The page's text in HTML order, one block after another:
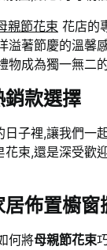
親節花束 花店的
溢著節慶的溫馨
物成為獨一無二
銷款選擇
子裡,讓我們一
花束,還是深受歡
佈置櫥窗
何將母親節花束